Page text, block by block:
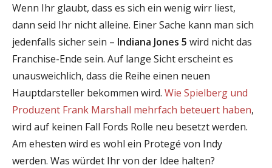
Wenn Ihr glaubt, dass es sich ein wenig wirr liest,
dann seid Ihr nicht alleine. Einer Sache kann man sich
jedenfalls sicher sein – Indiana Jones 5 wird nicht das
Franchise-Ende sein. Auf lange Sicht erscheint es
unausweichlich, dass die Reihe einen neuen
Hauptdarsteller bekommen wird. Wie Spielberg und
Produzent Frank Marshall mehrfach beteuert haben,
wird auf keinen Fall Fords Rolle neu besetzt werden.
Am ehesten wird es wohl ein Protegé von Indy
werden. Was würdet Ihr von der Idee halten?